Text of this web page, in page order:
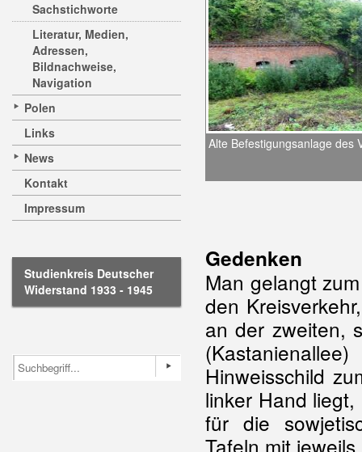
Sachstichworte
Literatur, Medien,
Adressen,
Bildnachweise,
Navigation
Polen
Links
News
Kontakt
Impressum
Studienkreis Deutscher
Widerstand 1933 - 1945
Alte Befestigungsanlage des
Gedenken
Man gelangt
den
an der zweiten,
Hinweisschild
linker Hand
für die
Tafeln mit